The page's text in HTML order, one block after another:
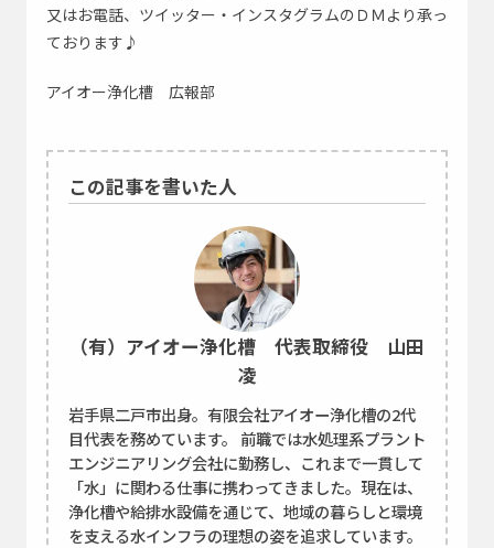
又はお電話、ツイッター・インスタグラムのＤＭより承っ
ております♪
アイオー浄化槽 広報部
この記事を書いた人
（有）アイオー浄化槽 代表取締役 山田
凌
岩手県二戸市出身。有限会社アイオー浄化槽の2代
目代表を務めています。 前職では水処理系プラント
エンジニアリング会社に勤務し、これまで一貫して
「水」に関わる仕事に携わってきました。現在は、
浄化槽や給排水設備を通じて、地域の暮らしと環境
を支える水インフラの理想の姿を追求しています。